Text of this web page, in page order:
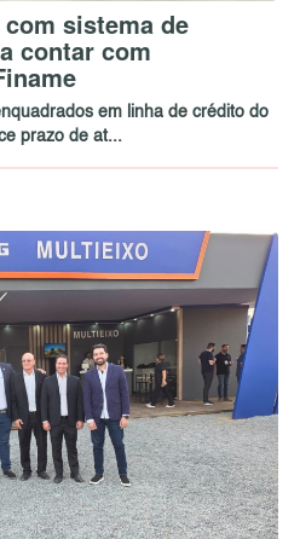
sistema de
contar com
em linha de crédito do
prazo de at...